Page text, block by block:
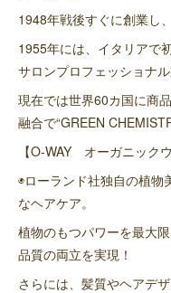
1948年戦後すぐに創業し
1955年には、イタリアで
サロンプロフェッショナル
現在では世界60カ国に商
融合で“GREEN
【O-WAY オーガニック
◉ローランド社独自の植物
なヘアケア。
植物のもつパワーを最大
品質の両立を実現！
さらには、髪質やヘアデ